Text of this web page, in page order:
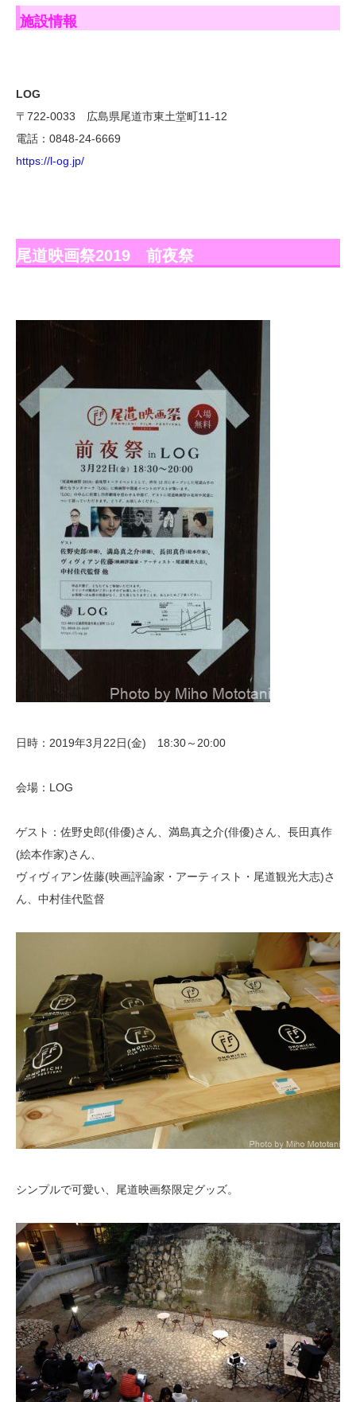
施設情報
LOG
〒722-0033 広島県尾道市東土堂町11-12
電話：0848-24-6669
https://l-og.jp/
尾道映画祭2019 前夜祭
日時：2019年3月22日(金) 18:30～20:00
会場：LOG
ゲスト：佐野史郎(俳優)さん、満島真之介(俳優)さん、長田真作
(絵本作家)さん、
ヴィヴィアン佐藤(映画評論家・アーティスト・尾道観光大志)さ
ん、中村佳代監督
シンプルで可愛い、尾道映画祭限定グッズ。